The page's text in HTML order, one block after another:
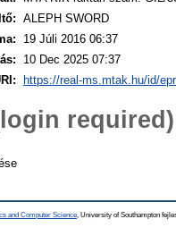
ALEPH SWORD
19 Júli 2016 06:37
10 Dec 2025 07:37
https://real-ms.mtak.hu/id/
required)
and Computer Science , University of Southampton